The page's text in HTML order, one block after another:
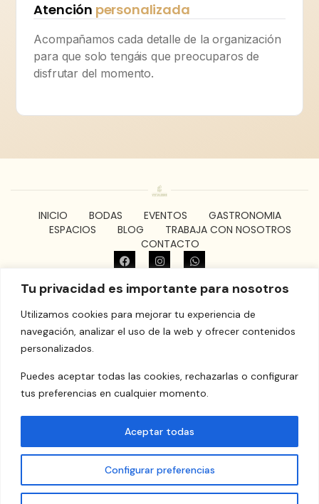
Tu privacidad es importante para nosotros
Utilizamos cookies para mejorar tu experiencia de
navegación, analizar el uso de la web y ofrecer contenidos
personalizados.
Puedes aceptar todas las cookies, rechazarlas o configurar
tus preferencias en cualquier momento.
Configurar preferencias
Aceptar todas
Atención personalizada
Acompañamos cada detalle de la organización
para que solo tengáis que preocuparos de
disfrutar del momento.
INICIO BODAS EVENTOS
GASTRONOMIA
ESPACIOS
BLOG
TRABAJA CON NOSOTROS
CONTACTO
grupomarinaalta@gmail.com
© Masia Vistalegre​ | Camino de Alcublas, s/n, 46117 Bétera,
Valencia